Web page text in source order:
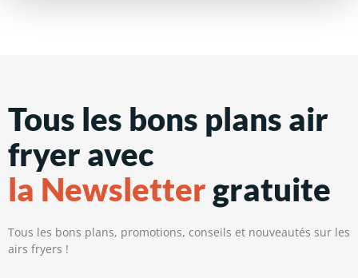
Tous les bons plans air
fryer avec
la Newsletter gratuite
Tous les bons plans, promotions, conseils et nouveautés sur les
airs fryers !